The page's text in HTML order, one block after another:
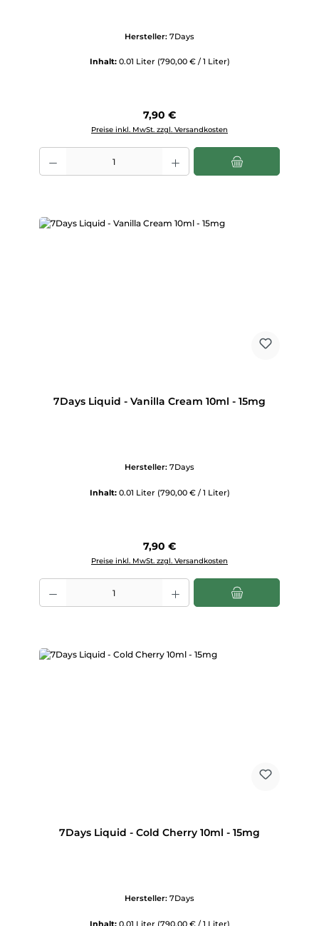
Hersteller: 7Days
Inhalt: 0.01 Liter (790,00 € / 1 Liter)
Regulärer Preis:
7,90 €
Preise inkl. MwSt. zzgl. Versandkosten
Produkt Anzahl: Gib den gewünschten Wert ein oder benutze die
7Days Liquid - Vanilla Cream 10ml - 15mg
Hersteller: 7Days
Inhalt: 0.01 Liter (790,00 € / 1 Liter)
Regulärer Preis:
7,90 €
Preise inkl. MwSt. zzgl. Versandkosten
Produkt Anzahl: Gib den gewünschten Wert ein oder benutze die
7Days Liquid - Cold Cherry 10ml - 15mg
Hersteller: 7Days
Inhalt: 0.01 Liter (790,00 € / 1 Liter)